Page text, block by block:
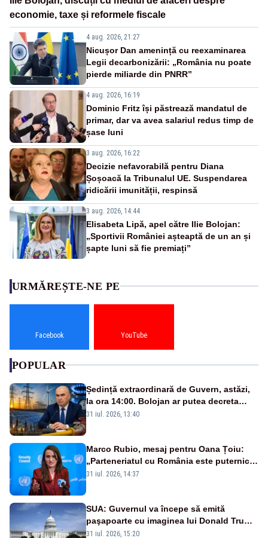
economie, taxe și reformele fiscale
4 aug. 2026, 21:27
Nicușor Dan amenință cu reexaminarea
Legii decarbonizării: „România nu poate
pierde miliarde din PNRR”
4 aug. 2026, 16:19
Dominic Fritz își păstrează mandatul de
primar, dar va avea salariul redus timp de
șase luni
3 aug. 2026, 16:22
Decizie nefavorabilă pentru Diana
Șoșoacă la Tribunalul UE. Suspendarea
ridicării imunității, respinsă
3 aug. 2026, 14:44
Elisabeta Lipă, apel către Ilie Bolojan:
„Sportivii României așteaptă de un an și
șapte luni să fie premiați”
URMĂREȘTE-NE PE
Facebook YouTube
POPULAR
Ședință extraordinară de Guvern, astăzi,
la ora 14:00. Bolojan ar putea decreta
stare de urgență energetică
31 iul. 2026, 13:40
Marco Rubio, mesaj pentru Oana Țoiu:
„Parteneriatul cu România este puternic
și prețuit”
31 iul. 2026, 14:37
SUA: Guvernul va începe să emită
paşapoarte cu imaginea lui Donald Trump
începând cu 8 august
31 iul. 2026, 15:20